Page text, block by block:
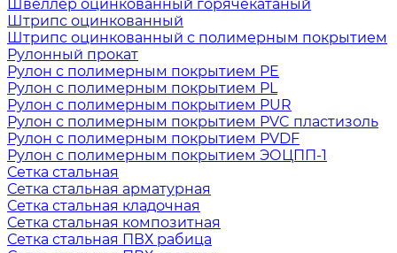
Швеллер оцинкованный горячекатаный
Штрипс оцинкованный
Штрипс оцинкованный с полимерным покрытием
Рулонный прокат
Рулон с полимерным покрытием PE
Рулон с полимерным покрытием PL
Рулон с полимерным покрытием PUR
Рулон с полимерным покрытием PVC пластизоль
Рулон с полимерным покрытием PVDF
Рулон с полимерным покрытием ЭОЦПП-1
Сетка стальная
Сетка стальная арматурная
Сетка стальная кладочная
Сетка стальная композитная
Сетка стальная ПВХ рабица